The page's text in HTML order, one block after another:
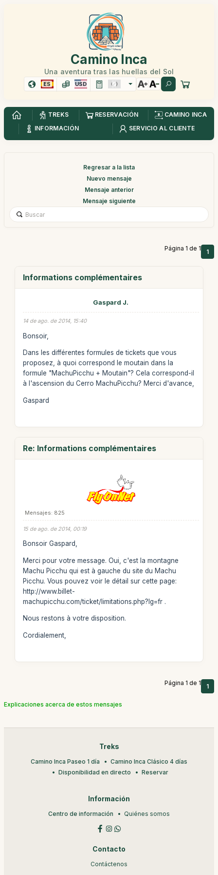
Camino Inca
Una aventura tras las huellas del Sol
ES USD
TREKS RESERVACIÓN
CAMINO INCA
INFORMACIÓN
SERVICIO AL CLIENTE
Regresar a la lista
Nuevo mensaje
Mensaje anterior
Mensaje siguiente
Página 1 de 1 1
Informations complémentaires
Gaspard J.
14 de ago. de 2014, 15:40
Bonsoir,
Dans les différentes formules de tickets que vous
proposez, à quoi correspond le moutain dans la
formule "MachuPicchu + Moutain"? Cela correspond-il
à l'ascension du Cerro MachuPicchu? Merci d'avance,
Gaspard
Re: Informations complémentaires
Mensajes: 825
15 de ago. de 2014, 00:19
Bonsoir Gaspard,
Merci pour votre message. Oui, c'est la montagne
Machu Picchu qui est à gauche du site du Machu
Picchu. Vous pouvez voir le détail sur cette page:
http://www.billet-
machupicchu.com/ticket/limitations.php?lg=fr .
Nous restons à votre disposition.
Cordialement,
Página 1 de 1 1
Explicaciones acerca de estos mensajes
Treks
Camino Inca Paseo 1 día
Camino Inca Clásico 4 días
Disponibilidad en directo
Reservar
Información
Centro de información Quiénes somos
Contacto
Contáctenos